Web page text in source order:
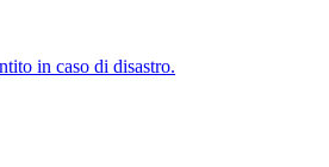
in caso di disastro.